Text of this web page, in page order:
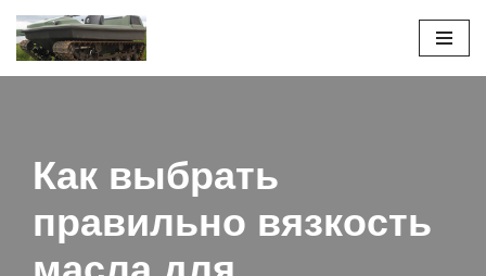
Перейти
Как выбрать
правильно вязкость